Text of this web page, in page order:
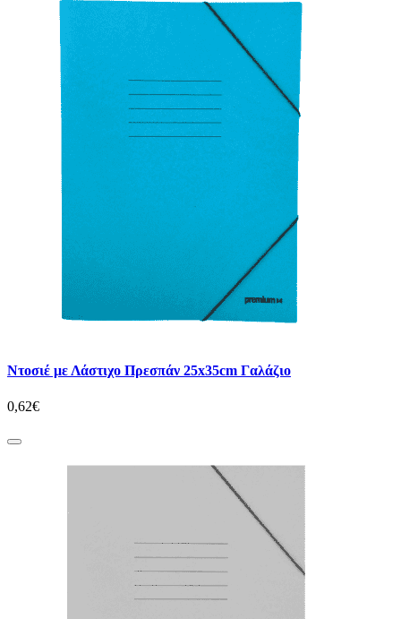
Ντοσιέ με Λάστιχο Πρεσπάν 25x35cm Γαλάζιο
0,62€